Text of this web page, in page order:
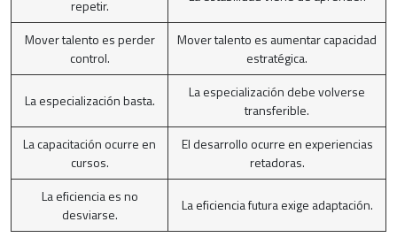
repetir.
Mover talento es perder
control.
Mover talento es aumentar capacidad
estratégica.
La especialización basta.
La especialización debe volverse
transferible.
La capacitación ocurre en
cursos.
El desarrollo ocurre en experiencias
retadoras.
La eficiencia es no
desviarse.
La eficiencia futura exige adaptación.